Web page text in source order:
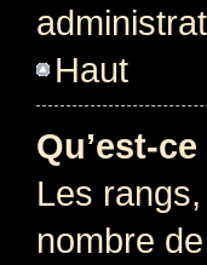
Haut
Qu’est-
Les
nombre